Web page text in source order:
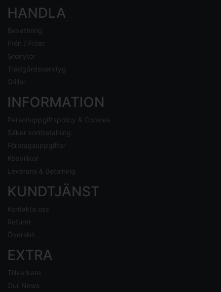
HANDLA
Bevattning
Frön / Fröer
Grönytor
Trädgårdsverktyg
Grillar
INFORMATION
Personuppgiftspolicy & Cookies
Säker kortbetalning
Företagsuppgifter
Köpvillkor
Leverans & Betalning
KUNDTJÄNST
Kontakta oss
Returer
Översikt
EXTRA
Tillverkare
Our News